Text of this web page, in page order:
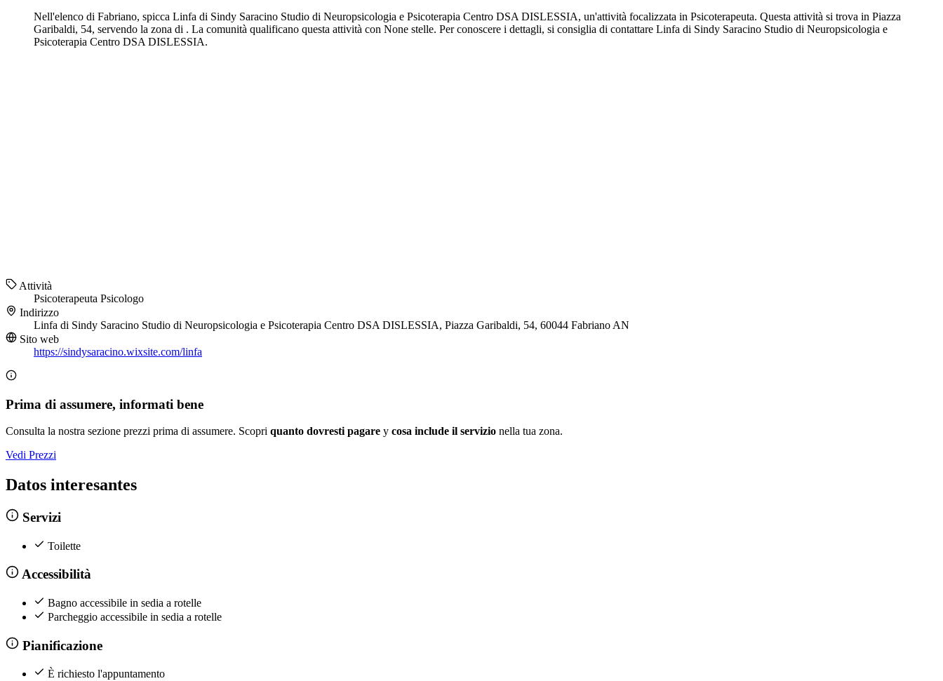
Nell'elenco di Fabriano, spicca Linfa di Sindy Saracino Studio di Neuropsicologia e Psicoterapia Centro DSA DISLESSIA, un'attività focalizzata in Psicoterapeuta. Questa attività si trova in Piazza
Garibaldi, 54, servendo la zona di . La comunità qualificano questa attività con None stelle. Per conoscere i dettagli, si consiglia di contattare Linfa di Sindy Saracino Studio di Neuropsicologia e
Psicoterapia Centro DSA DISLESSIA.
Attività
Psicoterapeuta Psicologo
Indirizzo
Linfa di Sindy Saracino Studio di Neuropsicologia e Psicoterapia Centro DSA DISLESSIA, Piazza Garibaldi, 54, 60044 Fabriano AN
Sito web
https://sindysaracino.wixsite.com/linfa
Prima di assumere, informati bene
Consulta la nostra sezione prezzi prima di assumere. Scopri quanto dovresti pagare y cosa include il servizio nella tua zona.
Vedi Prezzi
Datos interesantes
Servizi
Toilette
Accessibilità
Bagno accessibile in sedia a rotelle
Parcheggio accessibile in sedia a rotelle
Pianificazione
È richiesto l'appuntamento